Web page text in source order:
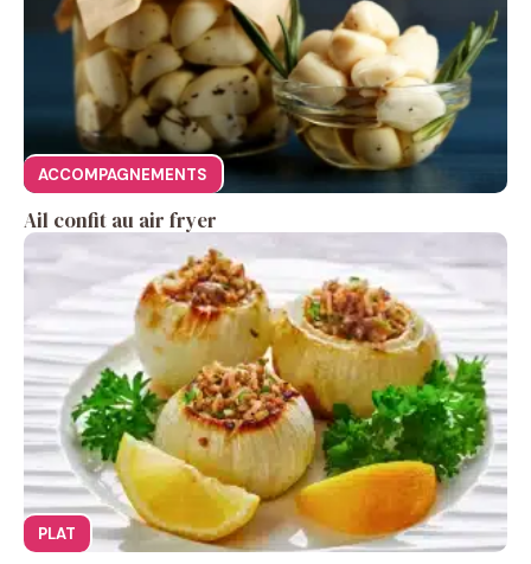
ACCOMPAGNEMENTS
Ail confit au air fryer
PLAT